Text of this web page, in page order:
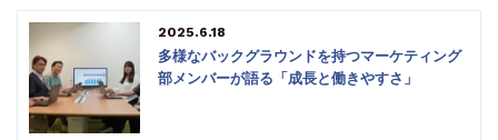
2025.6.18
多様なバックグラウンドを持つマーケティング
部メンバーが語る「成長と働きやすさ」